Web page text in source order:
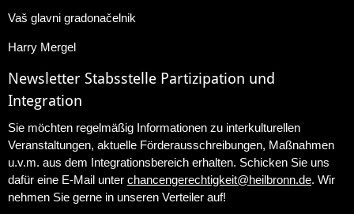
Vaš glavni gradonačelnik
Harry Mergel
Newsletter Stabsstelle Partizipation und
Integration
Sie möchten regelmäßig Informationen zu interkulturellen
Veranstaltungen, aktuelle Förderausschreibungen, Maßnahmen
u.v.m. aus dem Integrationsbereich erhalten. Schicken Sie uns
dafür eine E-Mail unter chancengerechtigkeit@heilbronn.de. Wir
nehmen Sie gerne in unseren Verteiler auf!